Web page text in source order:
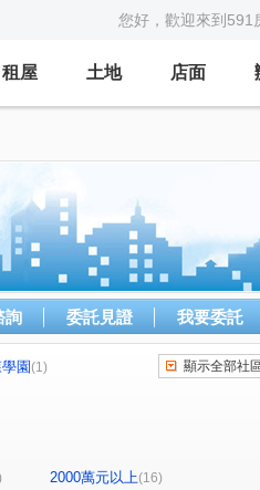
您好，歡迎來到591
租屋 土地 店面
詢 委託見證 我要委託
園(1)
街 十興路(2)
顯示全部社
2000萬元以上(16)